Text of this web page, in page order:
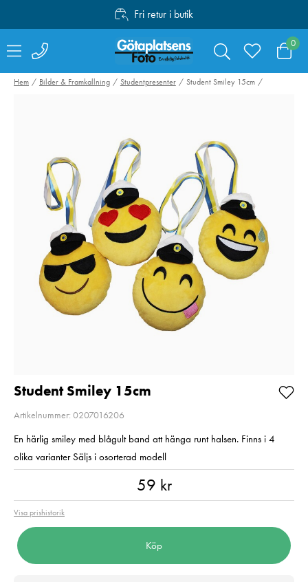
Fri retur i butik
Personlig service
Fri frakt över 1000:-
0
Canon Mount
Adapter EF-EOS R
Pris 1 350 kr
1 350 kr
I lager
Hem Bilder & Framkallning Studentpresenter Student Smiley 15cm
Student Smiley 15cm
Artikelnummer: 0207016206
En härlig smiley med blågult band att hänga runt halsen. Finns i 4
olika varianter Säljs i osorterad modell
59 kr
Visa prishistorik
Köp